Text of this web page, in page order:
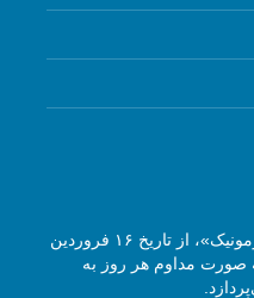
مجله آنلاین موسیقی «گفتگوی هارمونیک»، از تاریخ ۱۶ فروردین
به صورت مداوم هر روز به